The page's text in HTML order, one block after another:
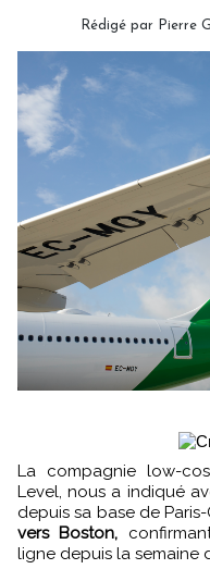
Rédigé par Pierre
La compagnie low-cost long-courrier du groupe IAG,
Level, nous a indiqué
depuis sa base de Paris-
vers Boston,
ligne depuis la semaine